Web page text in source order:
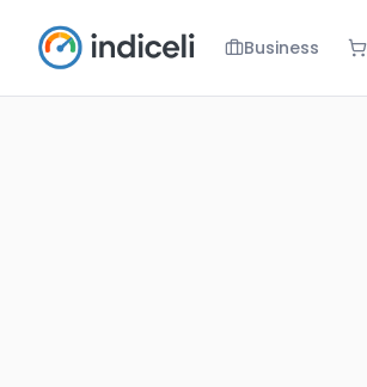
Business